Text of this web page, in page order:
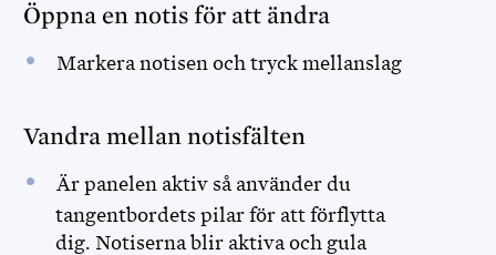
Öppna en notis för att ändra
Markera notisen och tryck mellanslag
Vandra mellan notisfälten
Är panelen aktiv så använder du
tangentbordets pilar för att förflytta
dig. Notiserna blir aktiva och gula